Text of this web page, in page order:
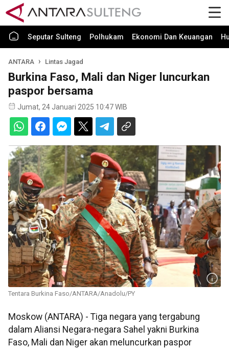
Seputar Sulteng Polhukam Ekonomi Dan Keuangan
ANTARA Lintas Jagad
Burkina Faso, Mali dan Niger luncurkan
paspor bersama
Jumat, 24 Januari 2025 10:47 WIB
Tentara Burkina Faso/ANTARA/Anadolu/PY
Moskow (ANTARA) - Tiga negara yang tergabung
dalam Aliansi Negara-negara Sahel yakni Burkina
Faso, Mali dan Niger akan meluncurkan paspor